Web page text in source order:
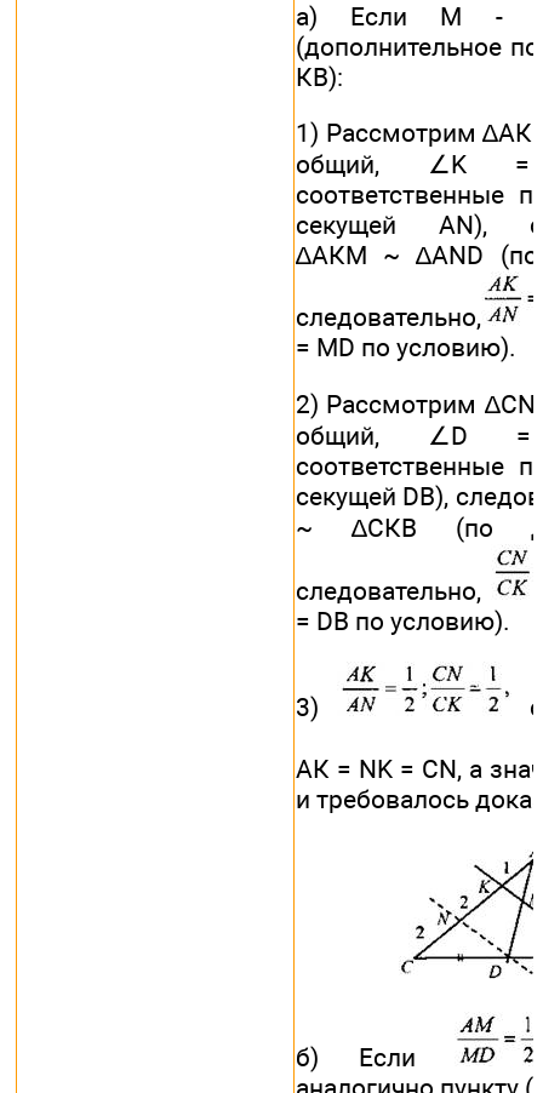
а) Если M -
(дополнительное
КВ):
1) Рассмотрим
общий, ∠K
соответственные
секущей AN),
∆АКМ ~ ∆AND (по
следовательно,
= MD по условию).
2) Рассмотрим
общий, ∠D
соответственные
секущей DB),
~ ∆СКВ (по
следовательно,
= DB по условию).
3)
АК = NK = CN, а
и требовалось
б) Если